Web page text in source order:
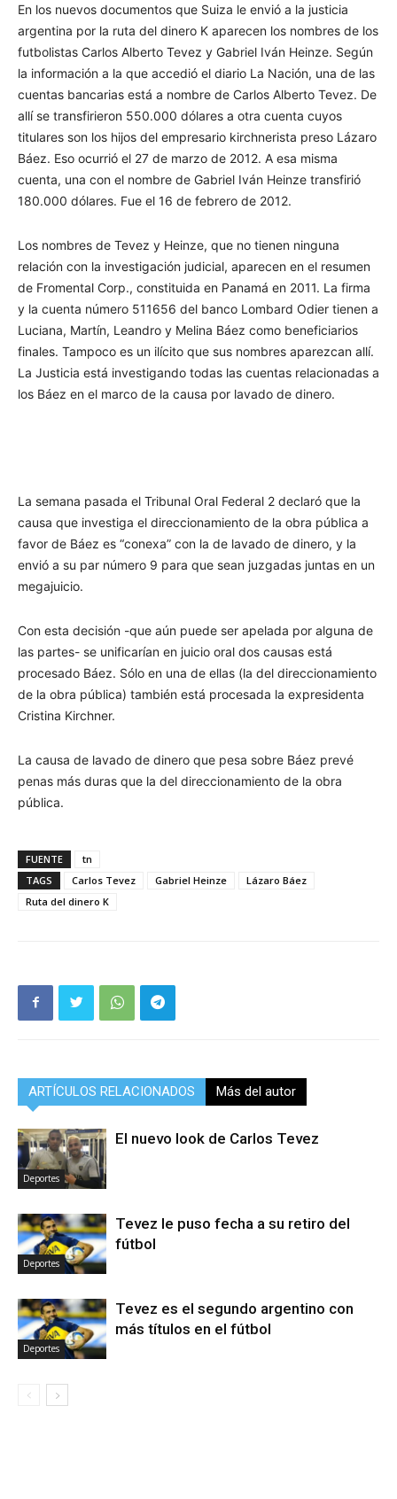
En los nuevos documentos que Suiza le envió a la justicia
argentina por la ruta del dinero K aparecen los nombres de los
futbolistas Carlos Alberto Tevez y Gabriel Iván Heinze. Según
la información a la que accedió el diario La Nación, una de las
cuentas bancarias está a nombre de Carlos Alberto Tevez. De
allí se transfirieron 550.000 dólares a otra cuenta cuyos
titulares son los hijos del empresario kirchnerista preso Lázaro
Báez. Eso ocurrió el 27 de marzo de 2012. A esa misma
cuenta, una con el nombre de Gabriel Iván Heinze transfirió
180.000 dólares. Fue el 16 de febrero de 2012.
Los nombres de Tevez y Heinze, que no tienen ninguna
relación con la investigación judicial, aparecen en el resumen
de Fromental Corp., constituida en Panamá en 2011. La firma
y la cuenta número 511656 del banco Lombard Odier tienen a
Luciana, Martín, Leandro y Melina Báez como beneficiarios
finales. Tampoco es un ilícito que sus nombres aparezcan allí.
La Justicia está investigando todas las cuentas relacionadas a
los Báez en el marco de la causa por lavado de dinero.
La semana pasada el Tribunal Oral Federal 2 declaró que la
causa que investiga el direccionamiento de la obra pública a
favor de Báez es “conexa” con la de lavado de dinero, y la
envió a su par número 9 para que sean juzgadas juntas en un
megajuicio.
Con esta decisión -que aún puede ser apelada por alguna de
las partes- se unificarían en juicio oral dos causas está
procesado Báez. Sólo en una de ellas (la del direccionamiento
de la obra pública) también está procesada la expresidenta
Cristina Kirchner.
La causa de lavado de dinero que pesa sobre Báez prevé
penas más duras que la del direccionamiento de la obra
pública.
FUENTE
tn
TAGS
Carlos Tevez Gabriel Heinze
Lázaro Báez
Ruta del dinero K
ARTÍCULOS RELACIONADOS Más del autor
Deportes
El nuevo look de Carlos Tevez
Deportes
Tevez le puso fecha a su retiro del
fútbol
Deportes
Tevez es el segundo argentino con
más títulos en el fútbol